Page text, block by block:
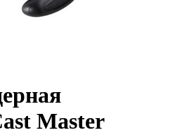
Master